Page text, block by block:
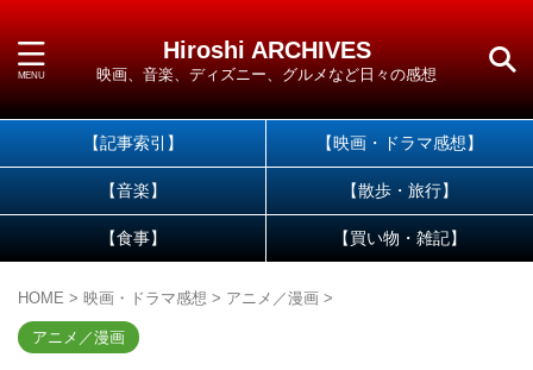
Hiroshi ARCHIVES
映画、音楽、ディズニー、グルメなど日々の感想
【記事索引】 【映画・ドラマ感想】
【音楽】 【散歩・旅行】
【食事】 【買い物・雑記】
HOME > 映画・ドラマ感想 > アニメ／漫画 >
アニメ／漫画